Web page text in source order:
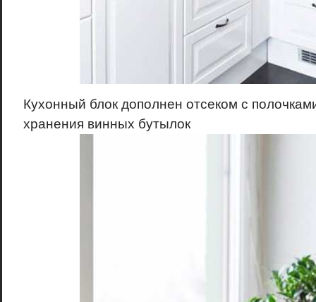
Кухонный блок дополнен отсеком с
хранения винных бутылок